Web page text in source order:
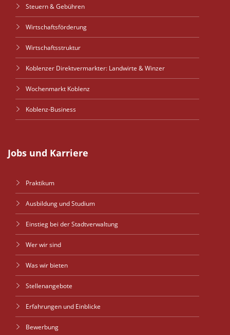
Steuern & Gebühren
Wirtschaftsförderung
Wirtschaftsstruktur
Koblenzer Direktvermarkter: Landwirte & Winzer
Wochenmarkt Koblenz
Koblenz-Business
Jobs und Karriere
Praktikum
Ausbildung und Studium
Einstieg bei der Stadtverwaltung
Wer wir sind
Was wir bieten
Stellenangebote
Erfahrungen und Einblicke
Bewerbung